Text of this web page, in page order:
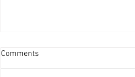
新盤平均面積見回升 [香港經
Comments